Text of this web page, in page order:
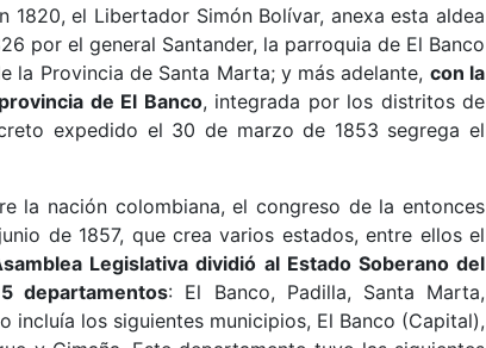
el Libertador Simón Bolívar, anexa esta aldea
por el general Santander, la parroquia de El Banco
la Provincia de Santa Marta; y más adelante, con la
de El Banco, integrada por los distritos de
expedido el 30 de marzo de 1853 segrega el
la nación colombiana, el congreso de la entonces
de 1857, que crea varios estados, entre ellos el
Legislativa dividió al Estado Soberano del
departamentos: El Banco, Padilla, Santa Marta,
incluía los siguientes municipios, El Banco (Capital),